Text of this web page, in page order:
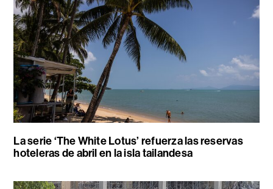
La serie ‘The White Lotus’ refuerza las reservas
hoteleras de abril en la isla tailandesa